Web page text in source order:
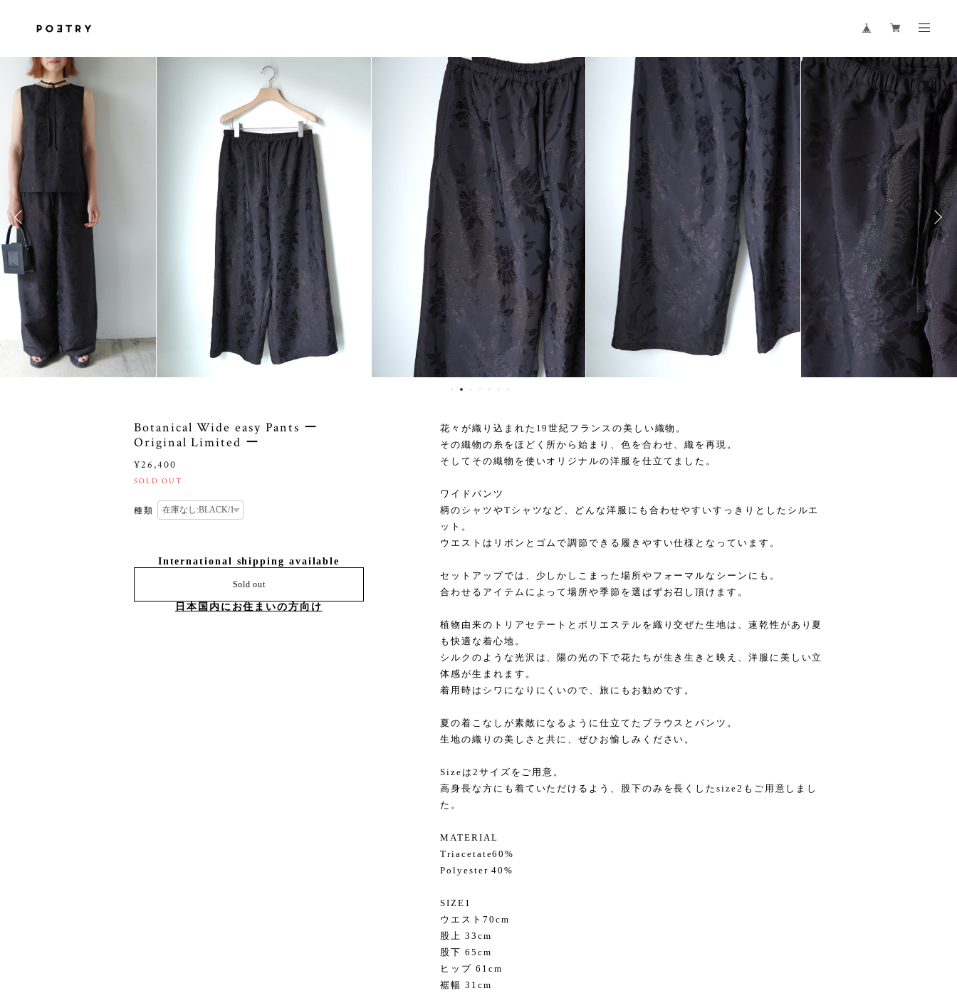
Botanical Wide easy Pants ー
Original Limited ー
¥26,400
SOLD OUT
種類
International shipping available
Sold out
日本国内にお住まいの方向け
花々が織り込まれた19世紀フランスの美しい織物。
その織物の糸をほどく所から始まり、色を合わせ、織を再現。
そしてその織物を使いオリジナルの洋服を仕立てました。
ワイドパンツ
柄のシャツやTシャツなど、どんな洋服にも合わせやすいすっきりとしたシルエ
ット。
ウエストはリボンとゴムで調節できる履きやすい仕様となっています。
セットアップでは、少しかしこまった場所やフォーマルなシーンにも。
合わせるアイテムによって場所や季節を選ばずお召し頂けます。
植物由来のトリアセテートとポリエステルを織り交ぜた生地は、速乾性があり夏
も快適な着心地。
シルクのような光沢は、陽の光の下で花たちが生き生きと映え、洋服に美しい立
体感が生まれます。
着用時はシワになりにくいので、旅にもお勧めです。
夏の着こなしが素敵になるように仕立てたブラウスとパンツ。
生地の織りの美しさと共に、ぜひお愉しみください。
Sizeは2サイズをご用意。
高身長な方にも着ていただけるよう、股下のみを長くしたsize2もご用意しまし
た。
MATERIAL
Triacetate60%
Polyester 40%
SIZE1
ウエスト70cm
股上 33cm
股下 65cm
ヒップ 61cm
裾幅 31cm